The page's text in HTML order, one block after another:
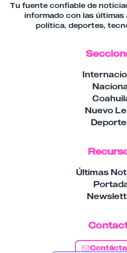
Tu fuente confiable de
informado con las últimas
política, deportes,
Nuevo
Últimas